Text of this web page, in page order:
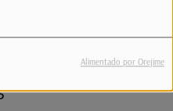
Alimentado por Orejime
Tânia da Cruz, que,
FM Auto - Le Garage - Henrique Faria Tp. 2 Ep. 67